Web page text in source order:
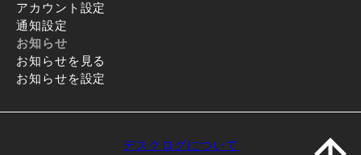
アカウント設定
通知設定
お知らせ
お知らせを見る
お知らせを設定
デスクログについて